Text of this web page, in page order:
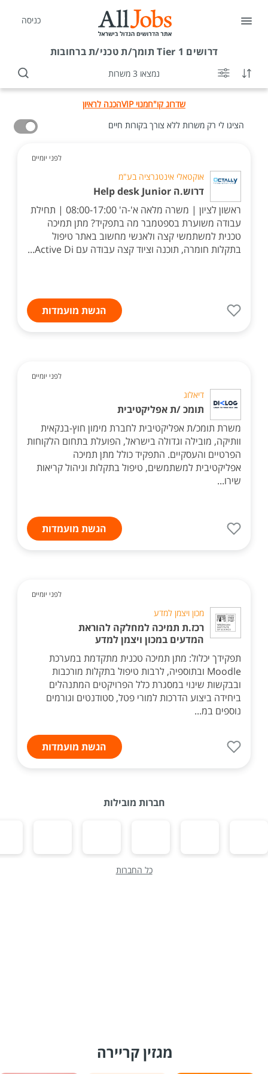
כניסה
דרושים Tier 1 תומך/ת טכני/ת ברחובות
נמצאו 3 משרות
שדרוג קו"חמנוי VIP
הכנה לראיון
הציגו לי רק משרות ללא צורך בקורות חיים
לפני יומיים
אוקטאלי אינטגרציה בע"מ
דרוש.ה Help desk Junior
ראשון לציון | משרה מלאה א'-ה' 08:00-17:00 | תחילת
עבודה משוערת בספטמבר מה בתפקיד? מתן תמיכה
טכנית למשתמשי קצה ולאנשי מחשוב באתר טיפול
בתקלות חומרה, תוכנה וציוד קצה עבודה עם Active Di...
הגשת מועמדות
לפני יומיים
דיאלוג
תומכ /ת אפליקטיבית
משרת תומכ/ת אפליקטיבית לחברת מימון חוץ-בנקאית
וותיקה, מובילה וגדולה בישראל, הפועלת בתחום הלקוחות
הפרטיים והעסקיים. התפקיד כולל מתן תמיכה
אפליקטיבית למשתמשים, טיפול בתקלות וניהול קריאות
שירו...
הגשת מועמדות
לפני יומיים
מכון ויצמן למדע
רכז.ת תמיכה למחלקה להוראת
המדעים במכון ויצמן למדע
תפקידך יכלול: מתן תמיכה טכנית מתקדמת במערכת
Moodle ובתוספיה, לרבות טיפול בתקלות מורכבות
ובבקשות שינוי במסגרת כלל הפרויקטים המתנהלים
ביחידה ביצוע הדרכות למורי פטל, סטודנטים וגורמים
נוספים במ...
הגשת מועמדות
חברות מובילות
כל החברות
מגזין קריירה